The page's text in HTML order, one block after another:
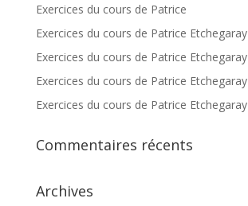
Exercices du cours de Patrice
Exercices du cours de Patrice Etchegaray
Exercices du cours de Patrice Etchegaray
Exercices du cours de Patrice Etchegaray
Exercices du cours de Patrice Etchegaray
Commentaires récents
Archives